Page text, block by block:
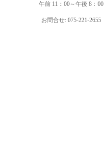
午前 11：00～午後 8：00
お問合せ: 075-221-2655